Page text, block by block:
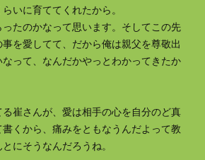
いに育ててくれたから。
たのかなって思います。そしてこの先
を愛してて、だから俺は親父を尊敬出
って、なんだかやっとわかってきたか
崔さんが、愛は相手の心を自分のど真
くから、痛みをともなうんだよって教
にそうなんだろうね。